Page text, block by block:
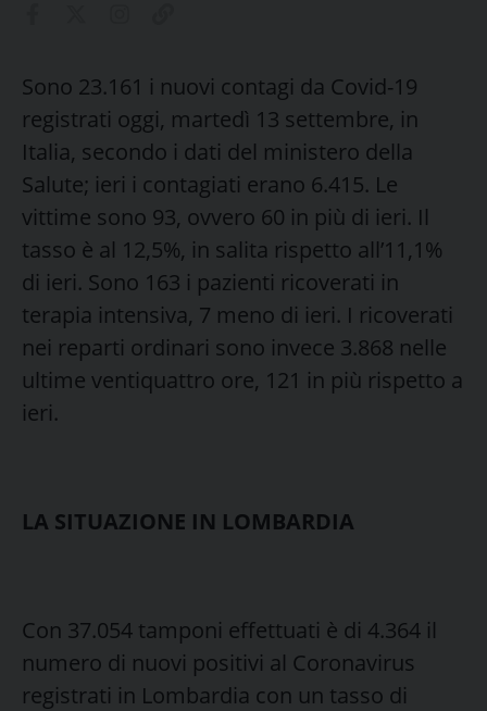
Sono 23.161 i nuovi contagi da Covid-19
registrati oggi, martedì 13 settembre, in
Italia, secondo i dati del ministero della
Salute; ieri i contagiati erano 6.415. Le
vittime sono 93, ovvero 60 in più di ieri. Il
tasso è al 12,5%, in salita rispetto all’11,1%
di ieri. Sono 163 i pazienti ricoverati in
terapia intensiva, 7 meno di ieri. I ricoverati
nei reparti ordinari sono invece 3.868 nelle
ultime ventiquattro ore, 121 in più rispetto a
ieri.
LA SITUAZIONE IN LOMBARDIA
Con 37.054 tamponi effettuati è di 4.364 il
numero di nuovi positivi al Coronavirus
registrati in Lombardia con un tasso di